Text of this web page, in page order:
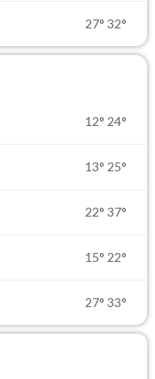
27° 32°
12° 24°
13° 25°
22° 37°
15° 22°
27° 33°